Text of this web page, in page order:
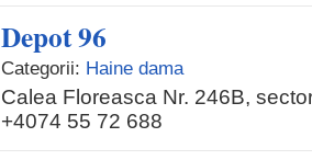
Depot 96
Categorii: Haine dama
Calea Floreasca Nr. 246B,
+4074 55 72 688